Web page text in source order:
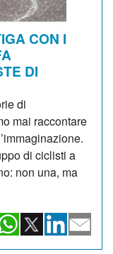
CON I
DI
di
mai raccontare
di ciclisti a
non una, ma